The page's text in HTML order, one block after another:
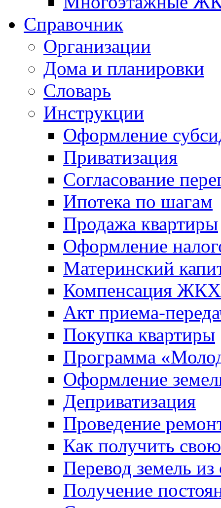
Справочник
Организации
Дома и планировки
Словарь
Инструкции
Оформление
Приватизация
Согласование
Ипотека по шагам
Продажа квартиры
Оформление
Материнский
Компенсация ЖКХ
Акт приема-
Покупка квартиры
Программа
Оформление
Деприватизация
Проведение
Как получить
Перевод земель
Получение